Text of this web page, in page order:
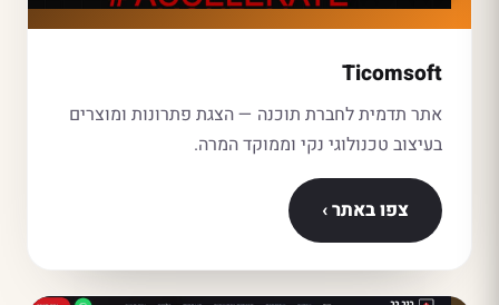
Ticomsoft
אתר תדמית לחברת תוכנה — הצגת פתרונות ומוצרים
בעיצוב טכנולוגי נקי וממוקד המרה.
צפו באתר ›